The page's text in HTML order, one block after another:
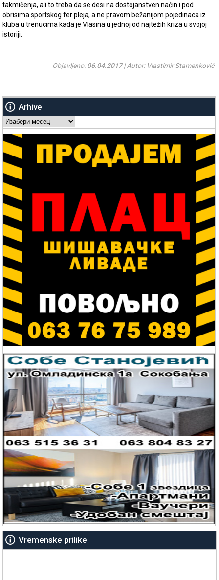
takmičenja, ali to treba da se desi na dostojanstven način i pod
obrisima sportskog fer pleja, a ne pravom bežanijom pojedinaca iz
kluba u trenucima kada je Vlasina u jednoj od najtežih kriza u svojoj
istoriji.
Objavljeno:06.04.2017| Autor: Vlastimir Stamenković
Arhive
Arhive
Vremenske prilike